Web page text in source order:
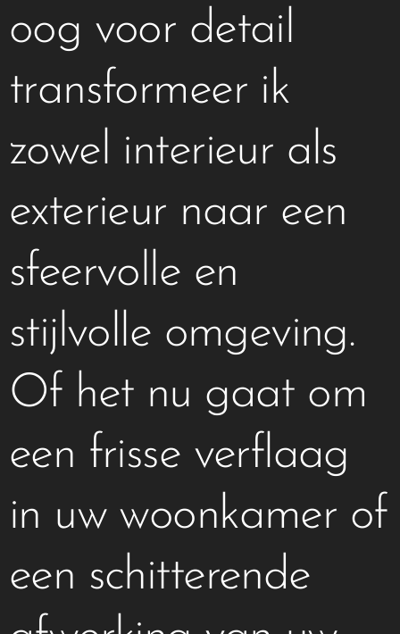
oog voor detail
transformeer ik
zowel interieur als
exterieur naar een
sfeervolle en
stijlvolle omgeving.
Of het nu gaat om
een frisse verflaag
in uw woonkamer of
een schitterende